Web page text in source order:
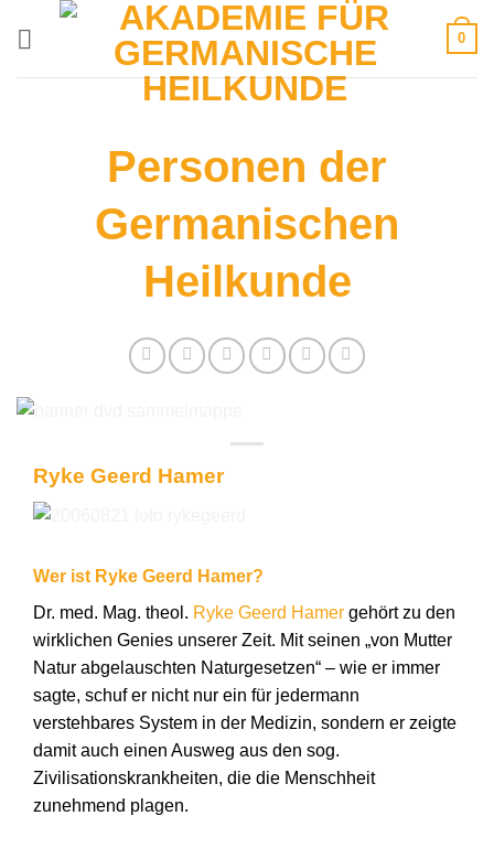
0
Personen der
Germanischen
Heilkunde
Ryke Geerd Hamer
Wer ist Ryke Geerd Hamer?
Dr. med. Mag. theol. Ryke Geerd Hamer gehört zu den
wirklichen Genies unserer Zeit. Mit seinen „von Mutter
Natur abgelauschten Naturgesetzen“ – wie er immer
sagte, schuf er nicht nur ein für jedermann
verstehbares System in der Medizin, sondern er zeigte
damit auch einen Ausweg aus den sog.
Zivilisationskrankheiten, die die Menschheit
zunehmend plagen.